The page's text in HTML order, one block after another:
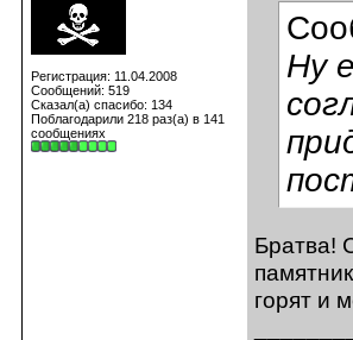
Регистрация: 11.04.2008
Сообщений: 519
Сказал(а) спасибо: 134
Поблагодарили 218 раз(а) в 141
сообщениях
Ну
Братва!
горят и